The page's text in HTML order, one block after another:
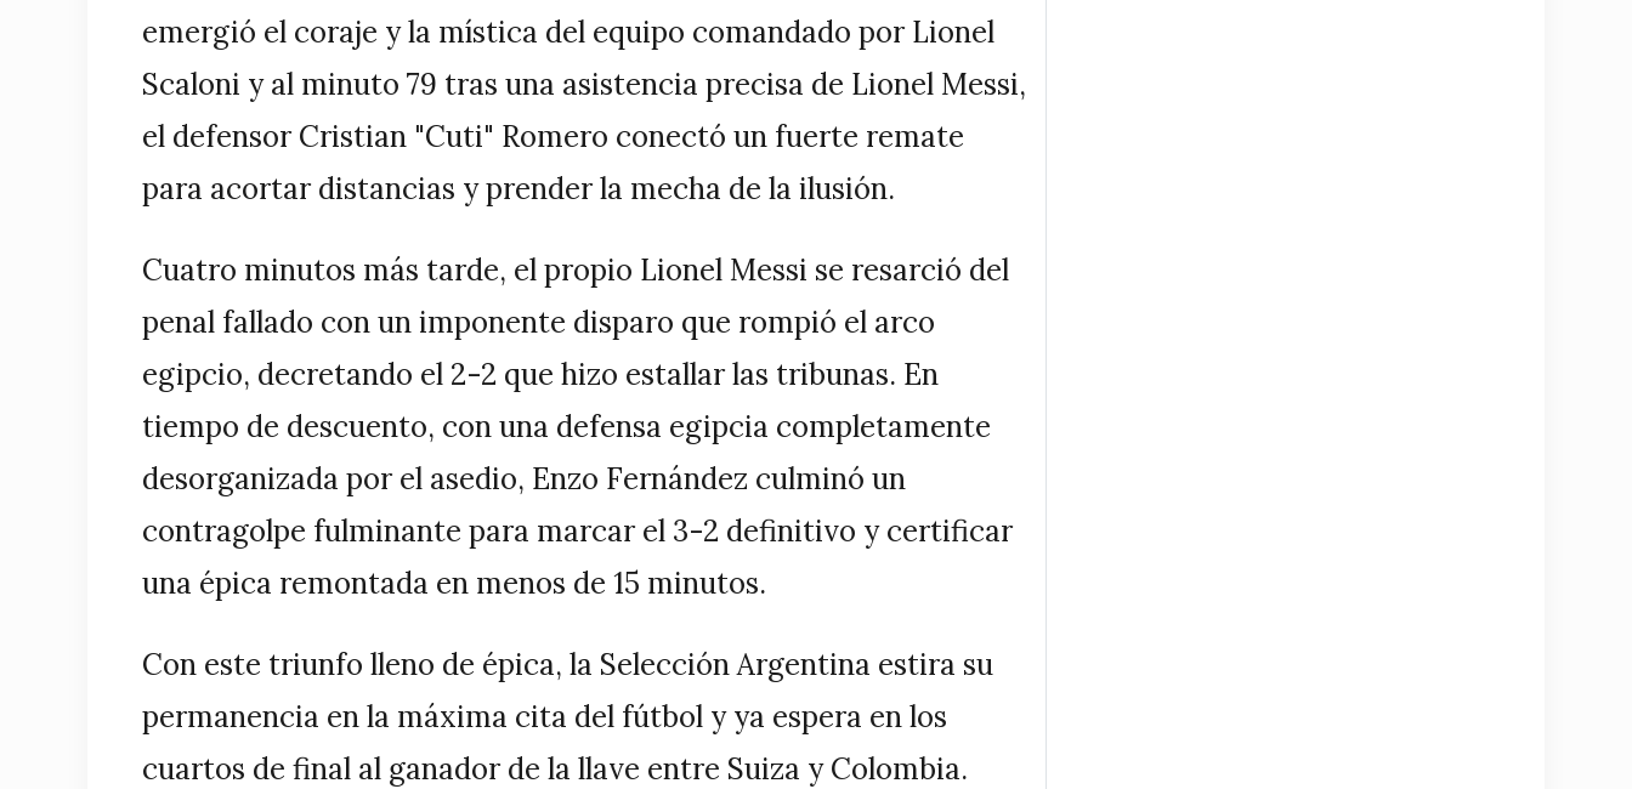
emergió el coraje y la mística del equipo comandado por Lionel
Scaloni y al minuto 79 tras una asistencia precisa de Lionel Messi,
el defensor Cristian "Cuti" Romero conectó un fuerte remate
para acortar distancias y prender la mecha de la ilusión.
Cuatro minutos más tarde, el propio Lionel Messi se resarció del
penal fallado con un imponente disparo que rompió el arco
egipcio, decretando el 2-2 que hizo estallar las tribunas. En
tiempo de descuento, con una defensa egipcia completamente
desorganizada por el asedio, Enzo Fernández culminó un
contragolpe fulminante para marcar el 3-2 definitivo y certificar
una épica remontada en menos de 15 minutos.
Con este triunfo lleno de épica, la Selección Argentina estira su
permanencia en la máxima cita del fútbol y ya espera en los
cuartos de final al ganador de la llave entre Suiza y Colombia.